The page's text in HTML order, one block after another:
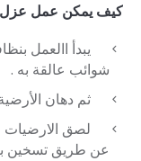
كيف يمكن عمل عزل
يبدأ االعمل
شوائب عالقة به .
ثم دهان
لصق الارضيات
عن طريق تسخين